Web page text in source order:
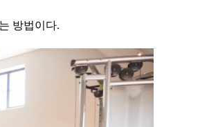
방법이다.